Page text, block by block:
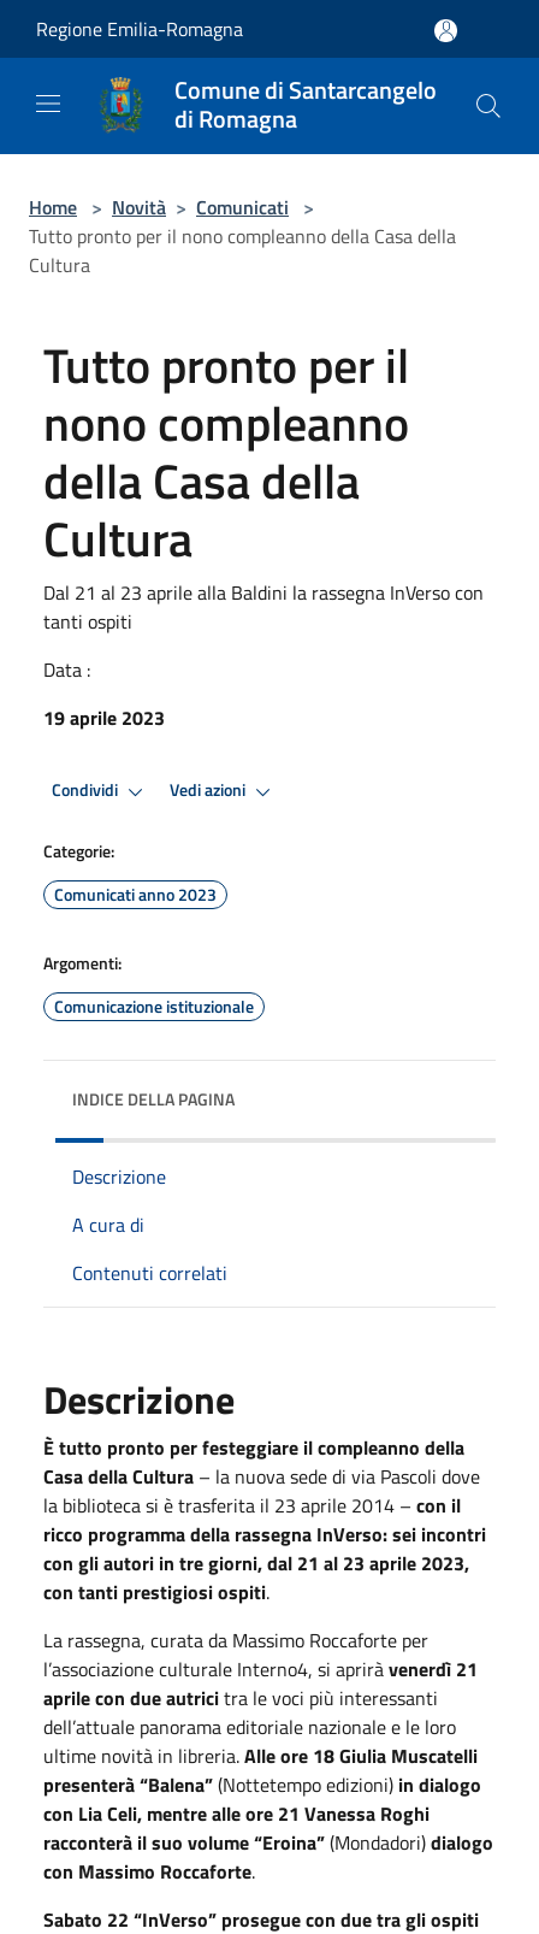
Regione Emilia-Romagna
Comune di Santarcangelo
di Romagna
Home > Novità > Comunicati >
Tutto pronto per il nono compleanno della Casa della
Cultura
Tutto pronto per il
nono compleanno
della Casa della
Cultura
Dal 21 al 23 aprile alla Baldini la rassegna InVerso con
tanti ospiti
Data :
19 aprile 2023
Condividi Vedi azioni
Categorie:
Comunicati anno 2023
Argomenti:
Comunicazione istituzionale
INDICE DELLA PAGINA
Descrizione
A cura di
Contenuti correlati
Descrizione
È tutto pronto per festeggiare il compleanno della
Casa della Cultura – la nuova sede di via Pascoli dove
la biblioteca si è trasferita il 23 aprile 2014 – con il
ricco programma della rassegna InVerso: sei incontri
con gli autori in tre giorni, dal 21 al 23 aprile 2023,
con tanti prestigiosi ospiti.
La rassegna, curata da Massimo Roccaforte per
l’associazione culturale Interno4, si apriràvenerdì 21
aprile con due autricitra le voci più interessanti
dell’attuale panorama editoriale nazionale e le loro
ultime novità in libreria.Alle ore 18 Giulia Muscatelli
presenterà “Balena”(Nottetempo edizioni) in dialogo
con Lia Celi, mentre alle ore 21 Vanessa Roghi
racconterà il suo volume “Eroina”(Mondadori)dialogo
con Massimo Roccaforte.
Sabato 22 “InVerso” prosegue con due tra gli ospiti